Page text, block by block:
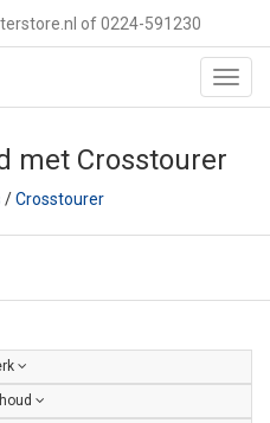
of 0224-591230
met Crosstourer
/Crosstourer